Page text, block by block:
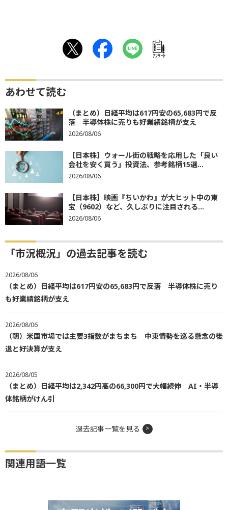
ｱﾝｹｰﾄ
あわせて読む
（まとめ）日経平均は617円安の65,683円で反
落 半導体株に売りも好業績銘柄が支え
2026/08/06
【日本株】ウォール街の戦略を応用した「良い
会社を安く買う」投資法、参考銘柄15選...
2026/08/06
【日本株】映画『ちいかわ』が大ヒット中の東
宝（9602）など、久しぶりに注目される...
2026/08/06
「市況概況」の過去記事を読む
2026/08/06
（まとめ）日経平均は617円安の65,683円で反落 半導体株に売り
も好業績銘柄が支え
2026/08/06
（朝）米国市場では主要3指数がまちまち 中東情勢を巡る懸念の後
退と好決算が支え
2026/08/05
（まとめ）日経平均は2,342円高の66,300円で大幅続伸 AI・半導
体銘柄がけん引
過去記事一覧を見る
関連用語一覧